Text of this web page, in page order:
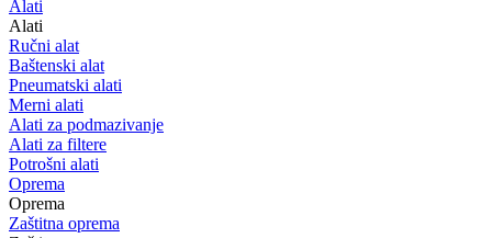
Alati
Alati
Ručni alat
Baštenski alat
Pneumatski alati
Merni alati
Alati za podmazivanje
Alati za filtere
Potrošni alati
Oprema
Oprema
Zaštitna oprema